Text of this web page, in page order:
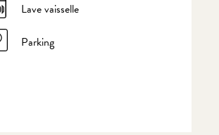
Lave vaisselle
Parking